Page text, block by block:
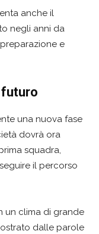
anche il
negli anni da
e
futuro
una nuova fase
dovrà ora
squadra,
il percorso
un clima di grande
dalle parole